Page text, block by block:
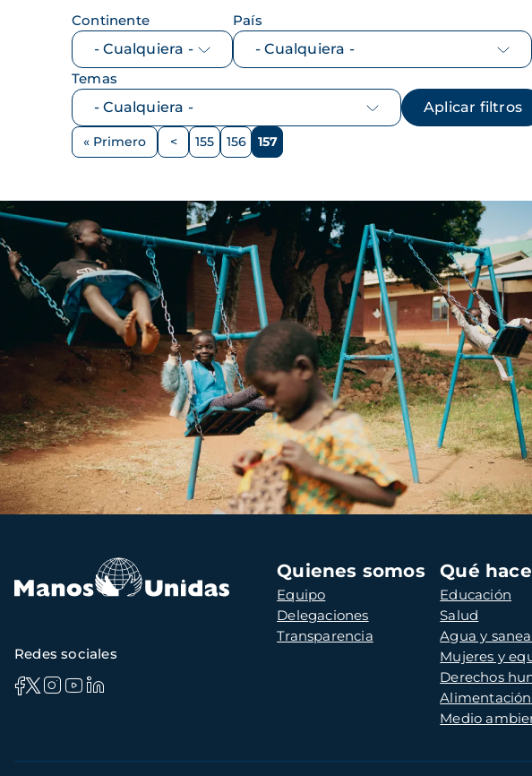
Continente País
Temas
Paginación
Primera
« Primero
Página
< Página
155 Página
156 Página
157
Navegación
principal
Quienes somos
Equipo
Delegaciones
Transparencia
Qué
Educación
Salud
Agua y
Mujeres y
Derechos
Medio
Redes sociales